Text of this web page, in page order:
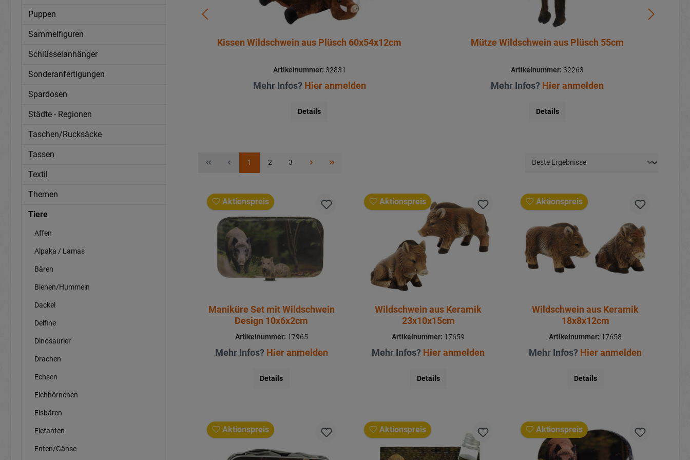
Puppen
Sammelfiguren
Schlüsselanhänger
Sonderanfertigungen
Spardosen
Städte - Regionen
Taschen/Rucksäcke
Tassen
Textil
Themen
Tiere
Affen
Alpaka / Lamas
Bären
Bienen/Hummeln
Dackel
Delfine
Dinosaurier
Drachen
Echsen
Eichhörnchen
Eisbären
Elefanten
Enten/Gänse
Wildschwein aus Plüsch 60x54x12cm
Artikelnummer:
Details
Mütze Wildschwein aus Plüsch 55cm
Artikelnummer: 32263
Mehr Infos? Hier anmelden
Details
Schlüsselanhänger Wildschwein aus Plüsch
Artikelnummer: 32093
Mehr Infos? Hier anmelden
Details
1 2 3
Aktionspreis
Maniküre Set mit Wildschwein
Design 10x6x2cm
Artikelnummer: 17965
Mehr Infos? Hier anmelden
Details
Aktionspreis
Wildschwein aus Keramik
23x10x15cm
Artikelnummer: 17659
Mehr Infos? Hier anmelden
Details
Aktionspreis
Wildschwein aus Keramik
18x8x12cm
Artikelnummer: 17658
Mehr Infos? Hier anmelden
Details
Aktionspreis Aktionspreis Aktionspreis